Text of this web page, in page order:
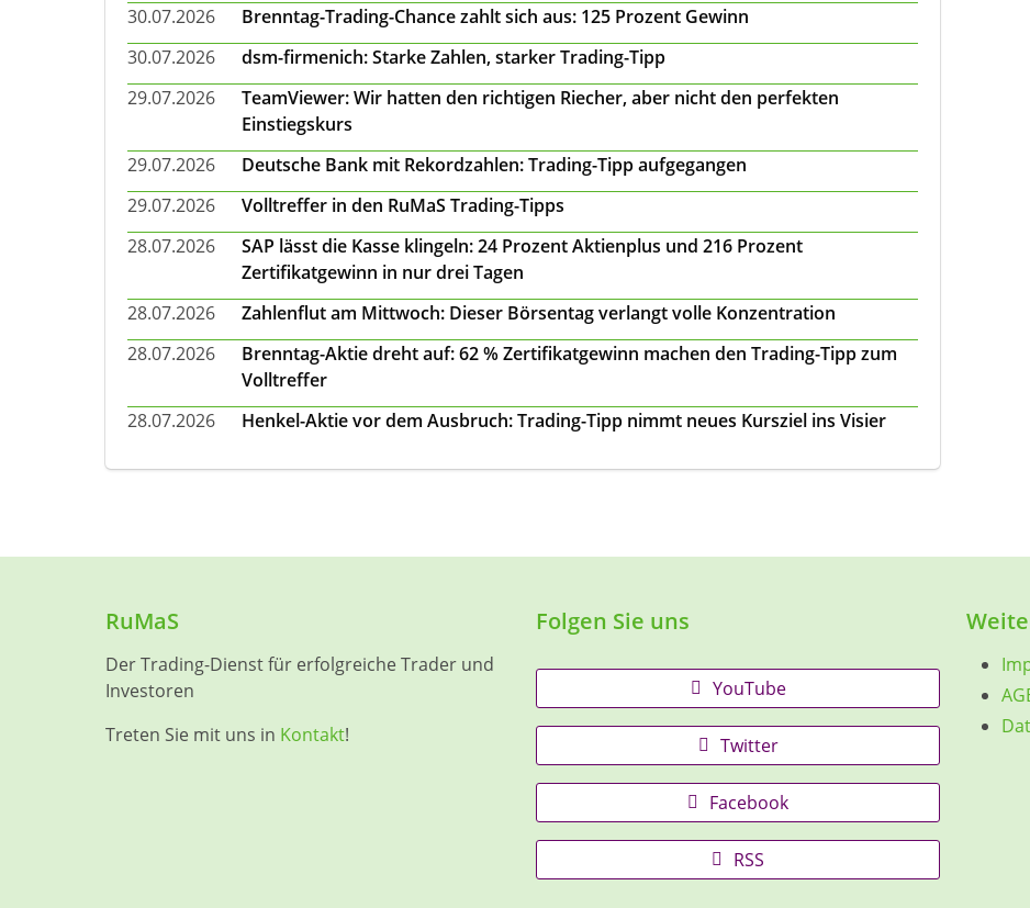
30.07.2026
Brenntag-Trading-Chance zahlt sich aus: 125 Prozent Gewinn
30.07.2026
dsm-firmenich: Starke Zahlen, starker Trading-Tipp
29.07.2026
TeamViewer: Wir hatten den richtigen Riecher, aber nicht den perfekten
Einstiegskurs
29.07.2026
Deutsche Bank mit Rekordzahlen: Trading-Tipp aufgegangen
29.07.2026
Volltreffer in den RuMaS Trading-Tipps
28.07.2026
SAP lässt die Kasse klingeln: 24 Prozent Aktienplus und 216 Prozent
Zertifikatgewinn in nur drei Tagen
28.07.2026
Zahlenflut am Mittwoch: Dieser Börsentag verlangt volle Konzentration
28.07.2026
Brenntag-Aktie dreht auf: 62 % Zertifikatgewinn machen den Trading-Tipp zum
Volltreffer
28.07.2026
Henkel-Aktie vor dem Ausbruch: Trading-Tipp nimmt neues Kursziel ins Visier
RuMaS
Der Trading-Dienst für erfolgreiche Trader und
Investoren
Treten Sie mit uns in Kontakt!
Folgen Sie uns
YouTube
Twitter
Facebook
RSS